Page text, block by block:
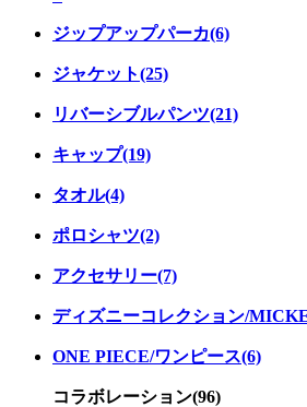
ジップアップパーカ(6)
ジャケット(25)
リバーシブルパンツ(21)
キャップ(19)
タオル(4)
ポロシャツ(2)
アクセサリー(7)
ディズニーコレクション/
ONE PIECE/ワンピース(6)
コラボレーション(96)